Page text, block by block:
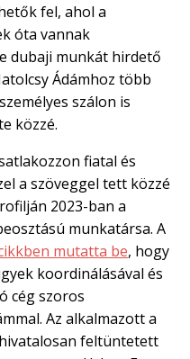
fel, ahol a
óta vannak
dubaji munkát hirdető
Ádámhoz több
szálon is
közzé.
fiatal és
a szöveggel tett közzé
2023-ban a
munkatársa. A
mutatta be, hogy
koordinálásával és
cég szoros
Az alkalmazott a
feltüntetett